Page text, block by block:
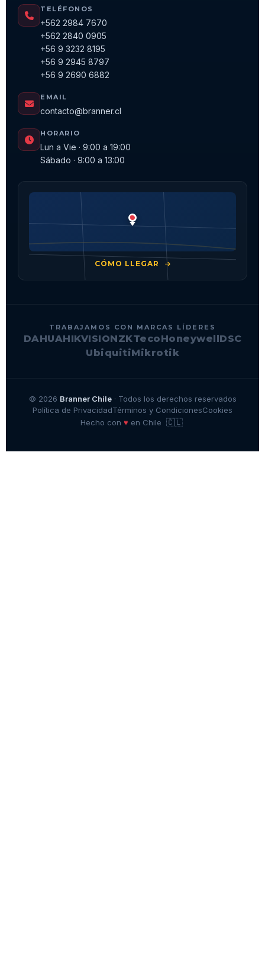
TELÉFONOS
+562 2984 7670
+562 2840 0905
+56 9 3232 8195
+56 9 2945 8797
+56 9 2690 6882
EMAIL
contacto@branner.cl
HORARIO
Lun a Vie · 9:00 a 19:00
Sábado · 9:00 a 13:00
CÓMO LLEGAR
TRABAJAMOS CON MARCAS LÍDERES
DAHUAHIKVISIONZKTecoHoneywellDSC
UbiquitiMikrotik
© 2026 Branner Chile· Todos los derechos reservados
Política de PrivacidadTérminos y CondicionesCookies
Hecho con ♥en Chile 🇨🇱